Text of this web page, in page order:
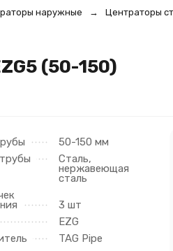
наружные
Центраторы
(50-150)
50-150 мм
Сталь,
нержавеющая
сталь
3 шт
EZG
TAG Pipe